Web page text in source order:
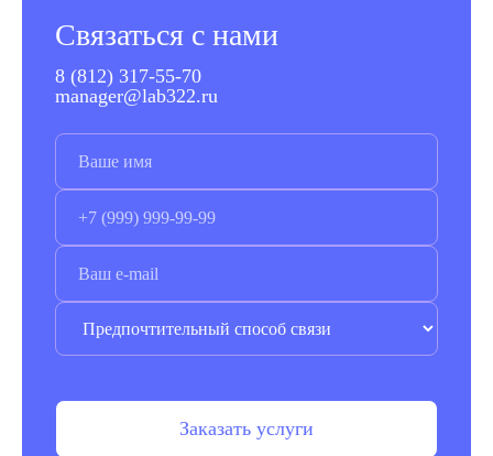
Связаться с нами
8 (812) 317-55-70
manager@lab322.ru
Заказать услуги